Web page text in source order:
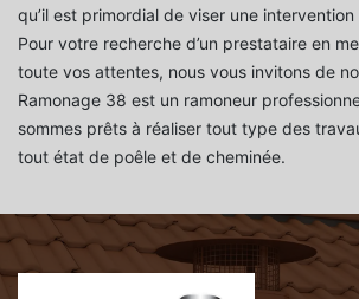
qu’il est primordial de viser une
Pour votre recherche d’un prestataire en
toute vos attentes, nous vous invitons de
Ramonage 38 est un ramoneur
sommes prêts à réaliser tout type des
tout état de poêle et de cheminée.